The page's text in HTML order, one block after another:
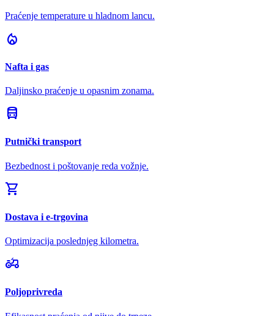
Praćenje temperature u hladnom lancu.
local_fire_department
Nafta i gas
Daljinsko praćenje u opasnim zonama.
directions_bus
Putnički transport
Bezbednost i poštovanje reda vožnje.
shopping_cart
Dostava i e-trgovina
Optimizacija poslednjeg kilometra.
agriculture
Poljoprivreda